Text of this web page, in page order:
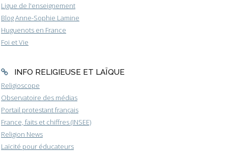
Ligue de l'enseignement
Blog Anne-Sophie Lamine
Huguenots en France
Foi et Vie
INFO RELIGIEUSE ET LAÏQUE
Religioscope
Observatoire des médias
Portail protestant français
France, faits et chiffres (INSEE)
Religion News
Laïcité pour éducateurs